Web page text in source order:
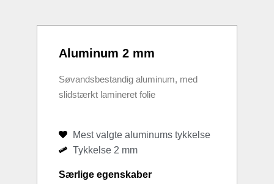
Aluminum 2 mm
Søvandsbestandig aluminum, med
slidstærkt lamineret folie
Mest valgte aluminums tykkelse
Tykkelse 2 mm
Særlige egenskaber